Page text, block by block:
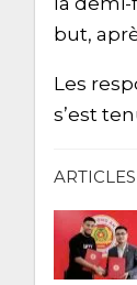
but,
Les
s’est